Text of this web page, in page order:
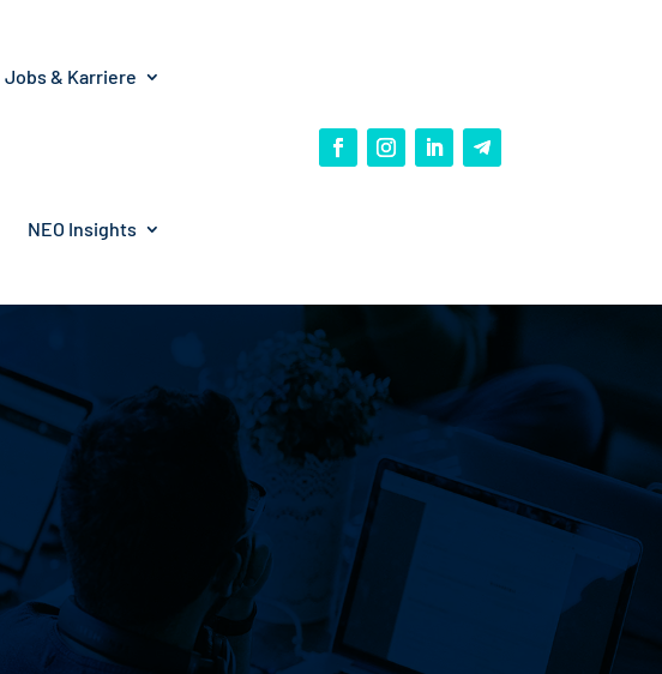
Jobs & Karriere
NEO Insights